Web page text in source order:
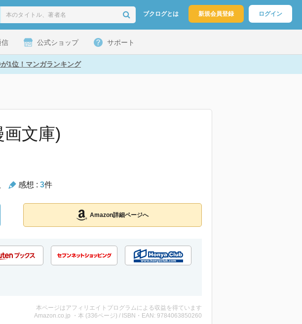
ブクログとは 新規会員登録 ログイン
信 公式ショップ サポート
1位！マンガランキング
文庫)
感想 : 3件
Amazon詳細ページへ
本ページはアフィリエイトプログラムによる収益を得ています
Amazon.co.jp ・本 (336ページ) / ISBN・EAN: 9784063850260